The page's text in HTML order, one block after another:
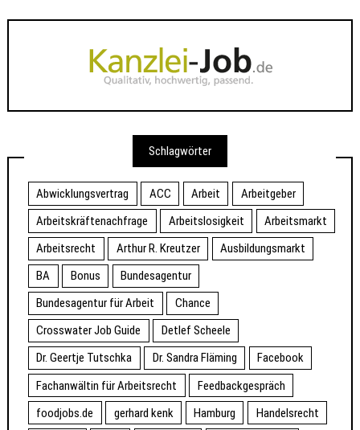
Schlagwörter
Abwicklungsvertrag ACC Arbeit
Arbeitgeber
Arbeitskräftenachfrage
Arbeitslosigkeit
Arbeitsmarkt
Arbeitsrecht
Arthur R. Kreutzer
Ausbildungsmarkt
BA
Bonus
Bundesagentur
Bundesagentur für Arbeit
Chance
Crosswater Job Guide
Detlef Scheele
Dr. Geertje Tutschka
Dr. Sandra Fläming
Facebook
Fachanwältin für Arbeitsrecht
Feedbackgespräch
foodjobs.de
gerhard kenk Hamburg
Handelsrecht